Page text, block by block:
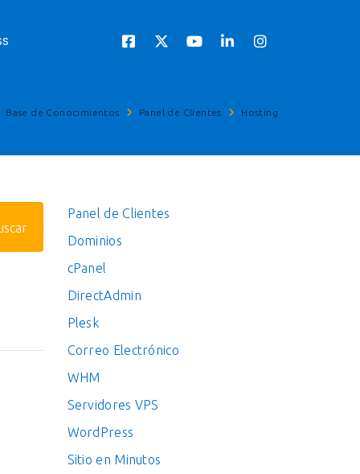
Base de Conocimientos Panel de Clientes Hosting
Panel de Clientes
Dominios
cPanel
DirectAdmin
Plesk
Correo Electrónico
WHM
Servidores VPS
WordPress
Sitio en Minutos